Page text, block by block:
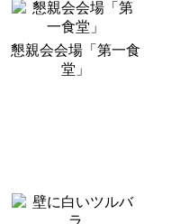
懇親会会場「第一食
堂」